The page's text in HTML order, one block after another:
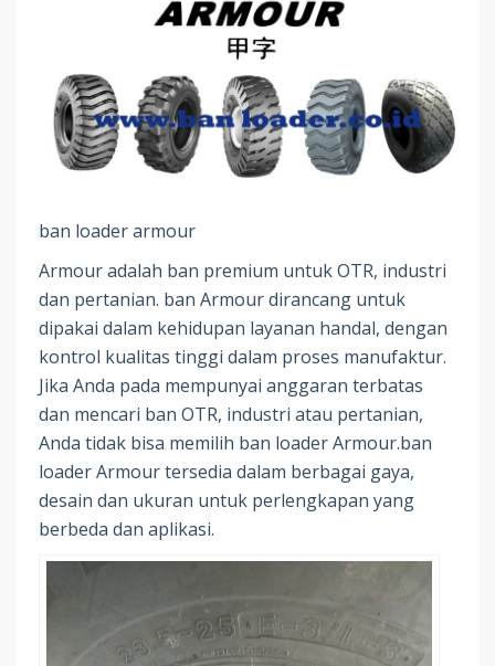
ban loader armour
Armour adalah ban premium untuk OTR, industri
dan pertanian. ban Armour dirancang untuk
dipakai dalam kehidupan layanan handal, dengan
kontrol kualitas tinggi dalam proses manufaktur.
Jika Anda pada mempunyai anggaran terbatas
dan mencari ban OTR, industri atau pertanian,
Anda tidak bisa memilih ban loader Armour.ban
loader Armour tersedia dalam berbagai gaya,
desain dan ukuran untuk perlengkapan yang
berbeda dan aplikasi.